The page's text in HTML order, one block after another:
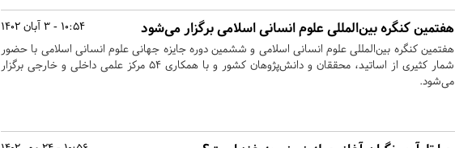
10:54 - 3 آبان 1402 هفتمین کنگره بین‌المللی علوم انسانی اسلامی برگزار می‌شود
هفتمین کنگره بین‌المللی علوم انسانی اسلامی و ششمین دوره جایزه جهانی علوم انسانی اسلامی با حضور
شمار کثیری از اساتید، محققان و دانش‌پژوهان کشور و با همکاری ۵۴ مرکز علمی داخلی و خارجی برگزار
می‌شود.